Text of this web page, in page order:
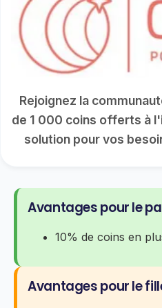
Rejoignez la
de 1 000 coins offerts à
solution pour vos
Avantages pour le
10% de coins en
Avantages pour le